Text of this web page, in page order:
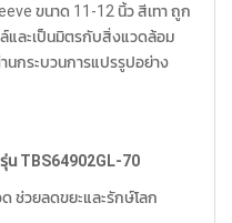
ขนาด 11-12 นิ้ว สีเทา ถูก
และเป็นมิตรกับสิ่งแวดล้อม
กระบวนการแปรรูปอย่าง
TBS64902GL-70
ช่วยลดขยะและรักษ์โลก